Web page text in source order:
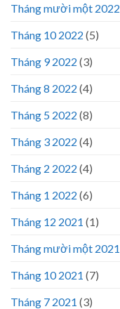
Tháng mười một 2022
Tháng 10 2022 (5)
Tháng 9 2022 (3)
Tháng 8 2022 (4)
Tháng 5 2022 (8)
Tháng 3 2022 (4)
Tháng 2 2022 (4)
Tháng 1 2022 (6)
Tháng 12 2021 (1)
Tháng mười một 2021
Tháng 10 2021 (7)
Tháng 7 2021 (3)